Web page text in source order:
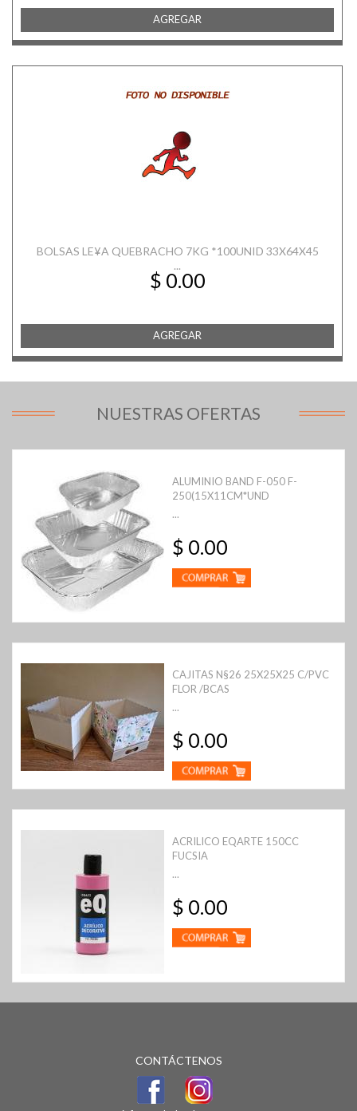
AGREGAR
BOLSAS LE¥A QUEBRACHO 7KG *100UNID 33X64X45
...
$ 0.00
AGREGAR
NUESTRAS OFERTAS
ALUMINIO BAND F-050 F-
250(15X11CM*UND
...
$ 0.00
CAJITAS N§26 25X25X25 C/PVC
FLOR /BCAS
...
$ 0.00
ACRILICO EQARTE 150CC
FUCSIA
...
$ 0.00
CONTÁCTENOS